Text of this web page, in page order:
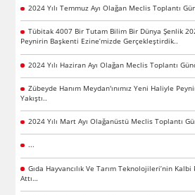
2024 Yılı Temmuz Ayı Olağan Meclis Toplantı
Tübitak 4007 Bir Tutam Bilim Bir Dünya Şenlik
Peynirin Başkenti Ezine’mizde Gerçekleştirdik..
2024 Yılı Haziran Ayı Olağan Meclis Toplantı
Zübeyde Hanım Meydan'ınımız Yeni Haliyle
Yakıştı..
2024 Yılı Mart Ayı Olağanüstü Meclis Toplantı
...
Gıda Hayvancılık Ve Tarım Teknolojileri’nin
Attı…